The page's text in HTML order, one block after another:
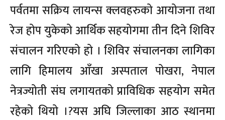
पर्वतमा सक्रिय लायन्स क्लवहरुको आयोजना तथा
रेज होप युकेको आर्थिक सहयोगमा तीन दिने शिविर
संचालन गरिएको हो । शिविर संचालनका लागिका
लागि हिमालय आँखा अस्पताल पोखरा, नेपाल
नेत्रज्योती संघ लगायतको प्राविधिक सहयोग समेत
रहेको थियो ।?यस अघि जिल्लाका आठ स्थानमा